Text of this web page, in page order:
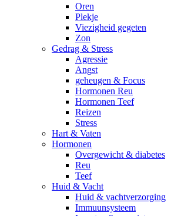
Oren
Plekje
Viezigheid gegeten
Zon
Gedrag & Stress
Agressie
Angst
geheugen & Focus
Hormonen Reu
Hormonen Teef
Reizen
Stress
Hart & Vaten
Hormonen
Overgewicht & diabetes
Reu
Teef
Huid & Vacht
Huid & vachtverzorging
Immuunsysteem